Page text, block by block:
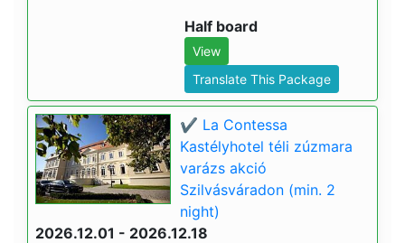
Half board
View
Translate This Package
✔️ La Contessa
Kastélyhotel téli zúzmara
varázs akció
Szilvásváradon (min. 2
night)
2026.12.01 - 2026.12.18